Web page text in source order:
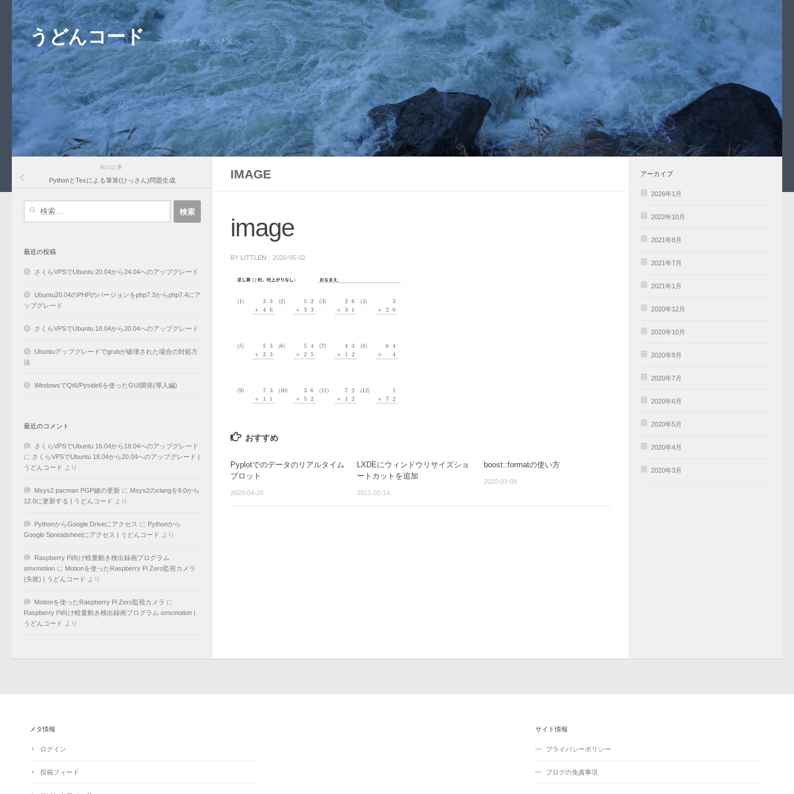
コンテンツへスキップ
うどんコード スパゲッティからうどんへ
IMAGE
image
BY LITTLEN · 2020-05-02
おすすめ
Pyplotでのデータのリアルタイム
プロット
2020-04-20
LXDEにウィンドウリサイズショ
ートカットを追加
2021-01-14
boost::formatの使い方
2020-03-09
前の記事
PythonとTexによる筆算(ひっさん)問題生成
最近の投稿
さくらVPSでUbuntu 20.04から24.04へのアップグレード
Ubuntu20.04のPHPのバージョンをphp7.3からphp7.4にア
ップグレード
さくらVPSでUbuntu 18.04から20.04へのアップグレード
Ubuntuアップグレードでgrubが破壊された場合の対処方
法
WindowsでQt6/Pyside6を使ったGUI開発(導入編)
最近のコメント
さくらVPSでUbuntu 16.04から18.04へのアップグレード
に さくらVPSでUbuntu 18.04から20.04へのアップグレード |
うどんコード より
Msys2 pacman PGP鍵の更新 に Msys2のclangを9.0から
12.0に更新する | うどんコード より
PythonからGoogle Driveにアクセス に Pythonから
Google Spreadsheetにアクセス | うどんコード より
Raspberry Pi向け軽量動き検出録画プログラム
omxmotion に Motionを使ったRaspberry Pi Zero監視カメラ
(失敗) | うどんコード より
Motionを使ったRaspberry Pi Zero監視カメラ に
Raspberry Pi向け軽量動き検出録画プログラム omxmotion |
うどんコード より
アーカイブ
2026年1月
2022年10月
2021年8月
2021年7月
2021年1月
2020年12月
2020年10月
2020年8月
2020年7月
2020年6月
2020年5月
2020年4月
2020年3月
メタ情報
ログイン
投稿フィード
サイト情報
プライバシーポリシー
ブログの免責事項